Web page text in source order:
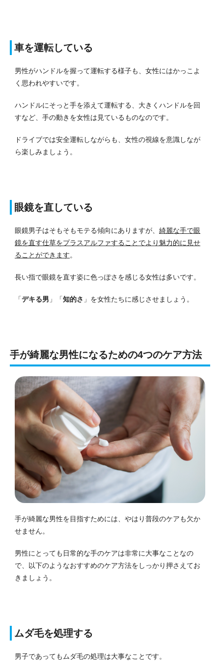
車を運転している
男性がハンドルを握って運転する様子も、女性にはかっこよ
く思われやすいです。
ハンドルにそっと手を添えて運転する、大きくハンドルを回
すなど、手の動きを女性は見ているものなのです。
ドライブでは安全運転しながらも、女性の視線を意識しなが
ら楽しみましょう。
眼鏡を直している
眼鏡男子はそもそもモテる傾向にありますが、 綺麗な手で眼
鏡を直す仕草をプラスアルファすることでより魅力的に見せ
ることができます。
長い指で眼鏡を直す姿に色っぽさを感じる女性は多いです。
「デキる男 」「知的さ 」を女性たちに感じさせましょう。
手が綺麗な男性になるための4つのケア方法
手が綺麗な男性を目指すためには、やはり普段のケアも欠か
せません。
男性にとっても日常的な手のケアは非常に大事なことなの
で、以下のようなおすすめのケア方法をしっかり押さえてお
きましょう。
ムダ毛を処理する
男子であってもムダ毛の処理は大事なことです。